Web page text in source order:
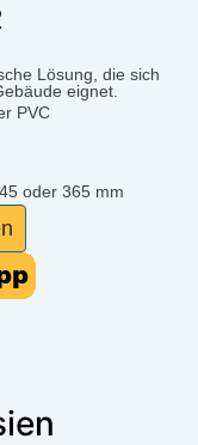
Lösung, die sich
eignet.
PVC
oder 365 mm